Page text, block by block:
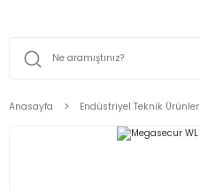
Anasayfa Endüstriyel Teknik Ürünler